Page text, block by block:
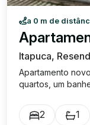
a 0 m de
Itapuca,
Apartamento
quartos, um
de serviço e
ser financiado.
2 1